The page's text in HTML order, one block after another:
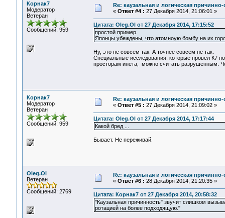
Корнак7
Модератор
Ветеран
Сообщений: 959
Re: каузальная и логическая
« Ответ #4 : 27 Декабря 2014, 21:06:01 »
Цитата: Oleg.Ol от 27 Декабря 2014, 17:15:52
простой пример.
Японцы убеждены, что атомноую бомбу на их
Ну, это не совсем так. А точнее совсем не так.
Специальные исследования, которые провел К7
просторам инета, можно считать разрушенным.
Корнак7
Модератор
Ветеран
Сообщений: 959
Re: каузальная и логическая
« Ответ #5 : 27 Декабря 2014, 21:09:02 »
Цитата: Oleg.Ol от 27 Декабря 2014, 17:17:44
Какой бред ...
Бывает. Не переживай.
Oleg.Ol
Ветеран
Сообщений: 2769
Re: каузальная и логическая
« Ответ #6 : 28 Декабря 2014, 21:20:35 »
Цитата: Корнак7 от 27 Декабря 2014, 20:58:32
"Каузальная причинность" звучит слишком
ротацией на более подходящую."